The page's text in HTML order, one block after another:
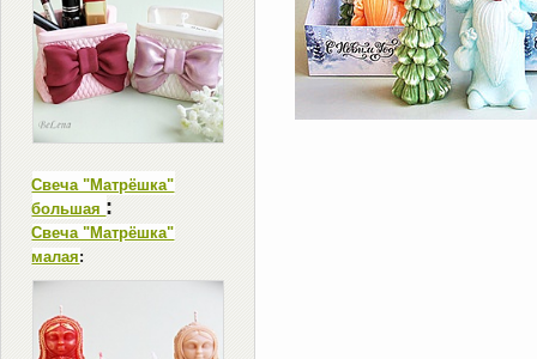
Свеча "Матрёшка"
большая :
Свеча "Матрёшка"
малая: